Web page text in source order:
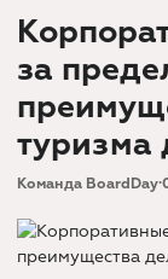
за
туризма
Команда BoardDay·